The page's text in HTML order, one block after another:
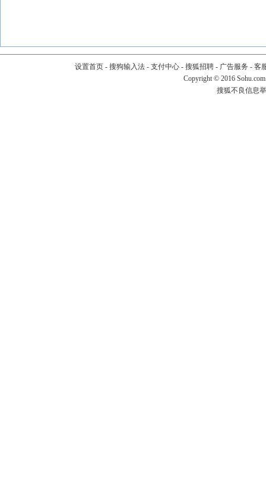
设置首页- 搜狗输入法- 支付中心- 搜狐招聘- 广告服务 - 客
Copyright © 2016
搜狐不良信息